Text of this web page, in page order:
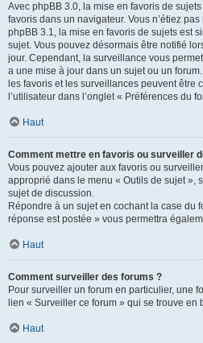
Avec phpBB 3.0, la mise en favoris de
favoris dans un navigateur. Vous n’étiez
phpBB 3.1, la mise en favoris de sujets est
sujet. Vous pouvez désormais être notifié
jour. Cependant, la surveillance vous
a une mise à jour dans un sujet ou un
les favoris et les surveillances peuvent être
l’utilisateur dans l’onglet « Préférences du
Haut
Comment mettre en favoris ou surveiller
Vous pouvez ajouter aux favoris ou
approprié dans le menu « Outils de sujet »,
sujet de discussion.
Répondre à un sujet en cochant la case du
réponse est postée » vous permettra
Haut
Comment surveiller des forums ?
Pour surveiller un forum en particulier, une
lien « Surveiller ce forum » qui se trouve en
Haut